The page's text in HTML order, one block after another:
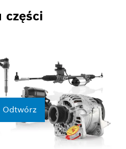
Odtwórz